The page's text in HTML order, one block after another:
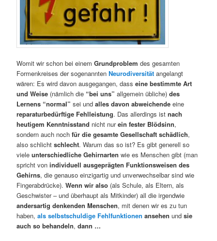
Womit wir schon bei einemGrundproblem des gesamten
Formenkreises der sogenanntenNeurodiversität angelangt
wären: Es wird davon ausgegangen, dasseine bestimmte Art
und Weise (nämlich die “bei uns” allgemein übliche) des
Lernens “normal” sei undalles davon abweichende eine
reparaturbedürftige Fehlleistung. Das allerdings istnach
heutigem Kenntnisstand nicht nurein fester Blödsinn,
sondern auch nochfür die gesamte Gesellschaft schädlich,
also schlichtschlecht. Warum das so ist? Es gibt generell so
vieleunterschiedliche Gehirnarten wie es Menschen gibt (man
spricht vonindividuell ausgeprägten Funktionsweisen des
Gehirns, die genauso einzigartig und unverwechselbar sind wie
Fingerabdrücke).Wenn wir also (als Schule, als Eltern, als
Geschwister – und überhaupt als Mitkinder) all die irgendwie
andersartig denkenden Menschen, mit denen wir es zu tun
haben,als selbstschuldige Fehlfunktionen ansehen undsie
auch so behandeln,dann …